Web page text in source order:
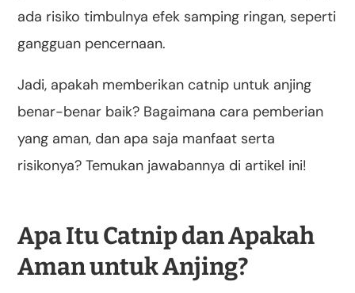
ada risiko timbulnya efek samping ringan, seperti
gangguan pencernaan.
Jadi, apakah memberikan catnip untuk anjing
benar-benar baik? Bagaimana cara pemberian
yang aman, dan apa saja manfaat serta
risikonya? Temukan jawabannya di artikel ini!
Apa Itu Catnip dan Apakah
Aman untuk Anjing?